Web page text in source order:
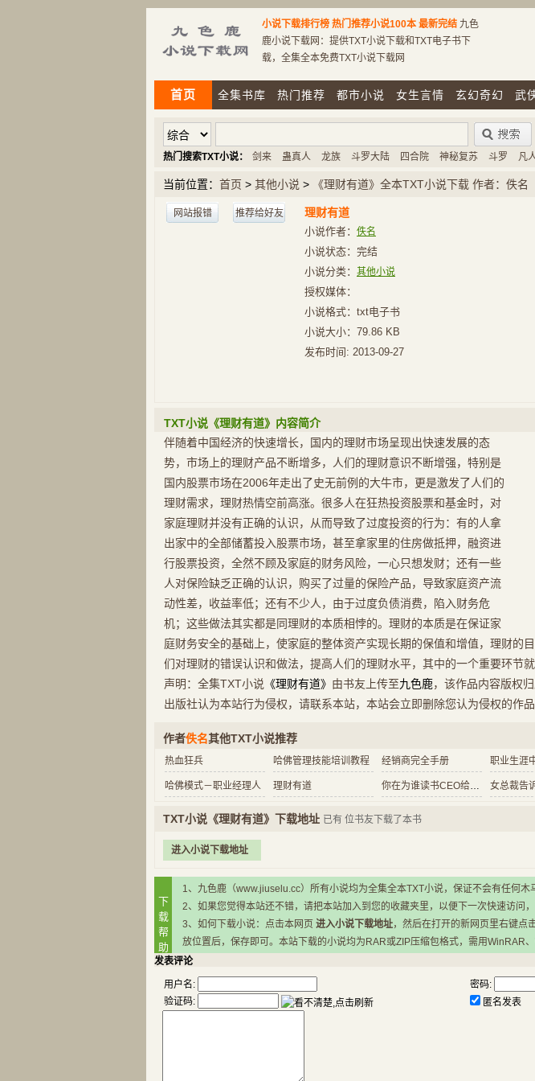
小说下载排行榜 热门推荐小说100本 最新完结 九色
鹿小说下载网：提供TXT小说下载和TXT电子书下
载，全集全本免费TXT小说下载网
首页 全集书库 热门推荐 都市小说 女生言情 玄幻奇幻 武
热门搜索TXT小说： 剑来 蛊真人 龙族 斗罗大陆 四合院 神秘复苏 斗罗 凡
当前位置： 首页 > 其他小说 > 《理财有道》全本TXT小说下载 作者：佚名
网站报错 推荐给好友 理财有道
小说作者： 佚名
小说状态： 完结
小说分类： 其他小说
授权媒体：
小说格式：txt电子书
小说大小： 79.86 KB
发布时间: 2013-09-27
TXT小说《理财有道》内容简介
伴随着中国经济的快速增长，国内的理财市场呈现出快速发展的态
势，市场上的理财产品不断增多，人们的理财意识不断增强，特别是
国内股票市场在2006年走出了史无前例的大牛市，更是激发了人们的
理财需求，理财热情空前高涨。很多人在狂热投资股票和基金时，对
家庭理财并没有正确的认识，从而导致了过度投资的行为：有的人拿
出家中的全部储蓄投入股票市场，甚至拿家里的住房做抵押，融资进
行股票投资，全然不顾及家庭的财务风险，一心只想发财；还有一些
人对保险缺乏正确的认识，购买了过量的保险产品，导致家庭资产流
动性差，收益率低；还有不少人，由于过度负债消费，陷入财务危
机；这些做法其实都是同理财的本质相悖的。理财的本质是在保证家
庭财务安全的基础上，使家庭的整体资产实现长期的保值和增值，理财的
们对理财的错误认识和做法，提高人们的理财水平，其中的一个重要环节就
声明：全集TXT小说 《理财有道》 由书友上传至九色鹿，该作品内容版权
出版社认为本站行为侵权，请联系本站，本站会立即删除您认为侵权的作品
作者佚名其他TXT小说推荐
热血狂兵 哈佛管理技能培训教程 经销商完全手册 职业生涯
哈佛模式－职业经理人 理财有道 你在为谁读书CEO给青少年的礼物 女总裁告
TXT小说《理财有道》下载地址 已有 位书友下载了本书
进入小说下载地址
下
载
帮
助
1、九色鹿（www.jiuselu.cc）所有小说均为全集全本TXT小说，保证不会有任何木
2、如果您觉得本站还不错，请把本站加入到您的收藏夹里，以便下一次快速访问
3、如何下载小说：点击本网页 进入小说下载地址，然后在打开的新网页里右键点
放位置后，保存即可。本站下载的小说均为RAR或ZIP压缩包格式，需用WinRAR
发表评论
用户名:
密码:
验证码:
匿名发表